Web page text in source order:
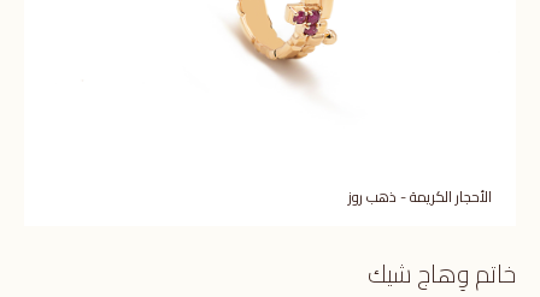
الأحجار الكريمة - ذهب روز
خاتم وِهاج شيك